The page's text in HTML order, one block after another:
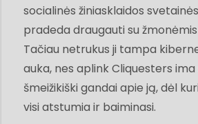
socialinės žiniasklaidos
pradeda draugauti su
Tačiau netrukus ji tampa
auka, nes aplink Cliquesters
šmeižikiški gandai apie ją, dėl
visi atstumia ir baiminasi.